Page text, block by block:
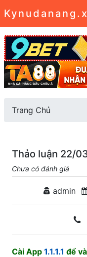
Trang Chủ
Thảo luận 22/
Chưa có đánh giá
admin
Cài App 1.1.1.1 để